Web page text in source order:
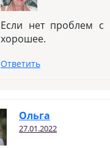
Если нет проблем
хорошее.
Ответить
Ольга
27.01.2022